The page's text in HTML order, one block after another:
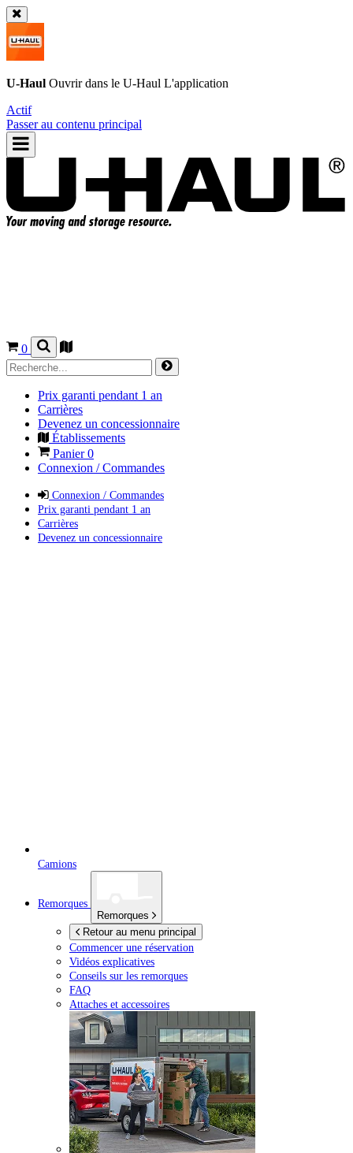
U-Haul Ouvrir dans le U-Haul L'application
Actif
Passer au contenu principal
0
Prix garanti pendant 1 an
Carrières
Devenez un concessionnaire
Établissements
Panier0
Connexion / Commandes
Connexion / Commandes
Prix garanti pendant 1 an
Carrières
Devenez un concessionnaire
Camions
Remorques
Remorques
Retour au menu principal
Commencer une réservation
Vidéos explicatives
Conseils sur les remorques
FAQ
Attaches et accessoires